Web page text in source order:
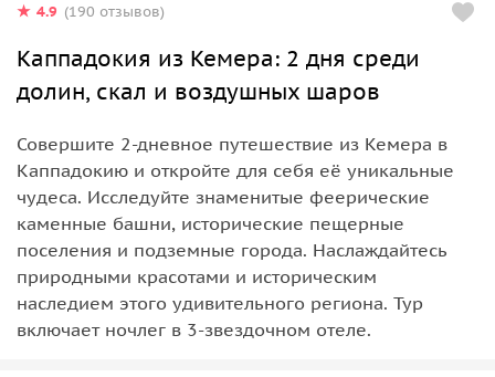
4.9 (190 отзывов)
Каппадокия из Кемера: 2 дня среди
долин, скал и воздушных шаров
Совершите 2-дневное путешествие из Кемера в
Каппадокию и откройте для себя её уникальные
чудеса. Исследуйте знаменитые феерические
каменные башни, исторические пещерные
поселения и подземные города. Наслаждайтесь
природными красотами и историческим
наследием этого удивительного региона. Тур
включает ночлег в 3-звездочном отеле.